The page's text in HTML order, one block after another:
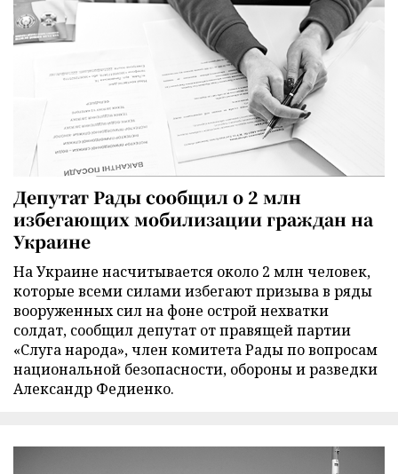
Депутат Рады сообщил о 2 млн
избегающих мобилизации граждан на
Украине
На Украине насчитывается около 2 млн человек,
которые всеми силами избегают призыва в ряды
вооруженных сил на фоне острой нехватки
солдат, сообщил депутат от правящей партии
«Слуга народа», член комитета Рады по вопросам
национальной безопасности, обороны и разведки
Александр Федиенко.